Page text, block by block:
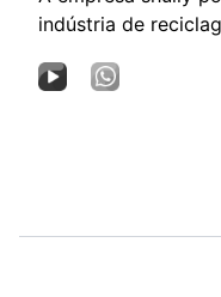
indústria de